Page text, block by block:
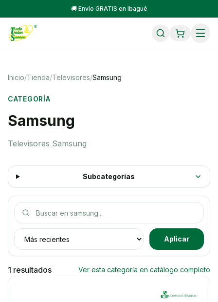
🚚 Envío GRATIS en Ibagué
Inicio/Tienda/Televisores/Samsung
CATEGORÍA
Samsung
Televisores Samsung
Subcategorías
Buscar productos
Ordenar productos
Aplicar
1 resultados Ver esta categoría en catálogo completo